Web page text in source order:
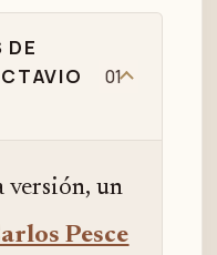
DE
01
versión, un
Pesce